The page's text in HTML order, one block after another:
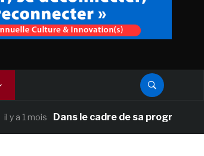
Dans le cadre de sa programmation